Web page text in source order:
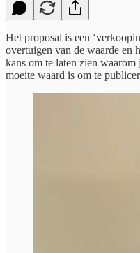
Het proposal is een
overtuigen van de waarde en
kans om te laten zien
moeite waard is om te